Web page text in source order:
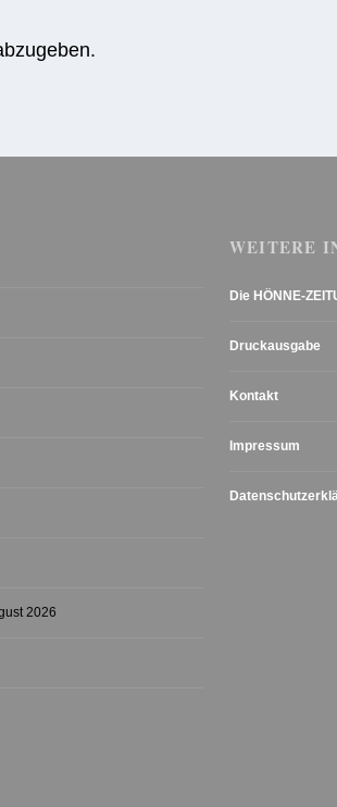
2026
WEITERE
Die HÖNNE-
Druckausgabe
Kontakt
Impressum